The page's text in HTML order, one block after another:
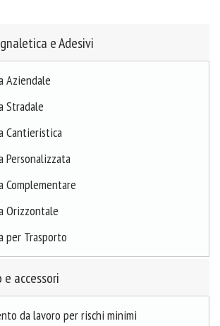
e Adesivi
Aziendale
Stradale
Cantieristica
Personalizzata
Complementare
Orizzontale
per Trasporto
accessori
da lavoro per rischi minimi